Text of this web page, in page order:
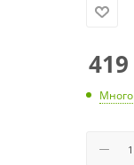
419
Много